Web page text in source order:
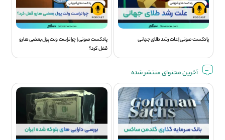
پادکست صوتی | علت رشد طلای جهانی
پادکست صوتی | چرا تراست ولت پول بعضی هارو
قفل کرد؟
آخرین محتوای منتشر شده